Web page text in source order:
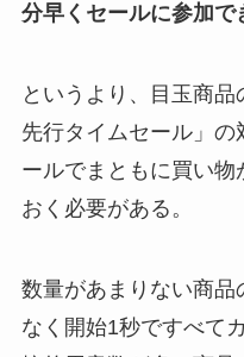
分早くセールに参加で
というより、目玉商
先行タイムセール」
ールでまともに買い
おく必要がある。
数量があまりない商品
なく開始1秒ですべて